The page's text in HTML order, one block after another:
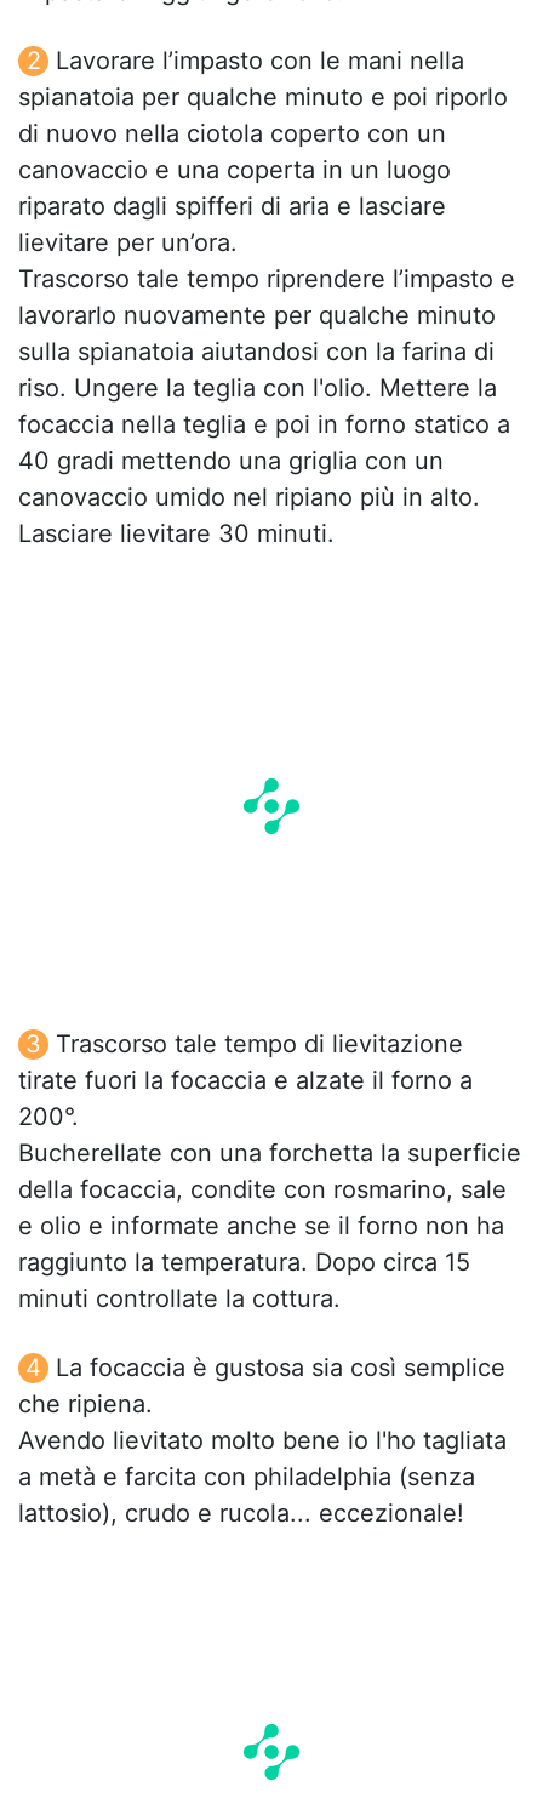
Lavorare l’impasto con le mani nella
spianatoia per qualche minuto e poi riporlo
di nuovo nella ciotola coperto con un
canovaccio e una coperta in un luogo
riparato dagli spifferi di aria e lasciare
lievitare per un’ora.
Trascorso tale tempo riprendere l’impasto e
lavorarlo nuovamente per qualche minuto
sulla spianatoia aiutandosi con la farina di
riso. Ungere la teglia con l'olio. Mettere la
focaccia nella teglia e poi in forno statico a
40 gradi mettendo una griglia con un
canovaccio umido nel ripiano più in alto.
Lasciare lievitare 30 minuti.
Trascorso tale tempo di lievitazione
tirate fuori la focaccia e alzate il forno a
200°.
Bucherellate con una forchetta la superficie
della focaccia, condite con rosmarino, sale
e olio e informate anche se il forno non ha
raggiunto la temperatura. Dopo circa 15
minuti controllate la cottura.
La focaccia è gustosa sia così semplice
che ripiena.
Avendo lievitato molto bene io l'ho tagliata
a metà e farcita con philadelphia (senza
lattosio), crudo e rucola... eccezionale!